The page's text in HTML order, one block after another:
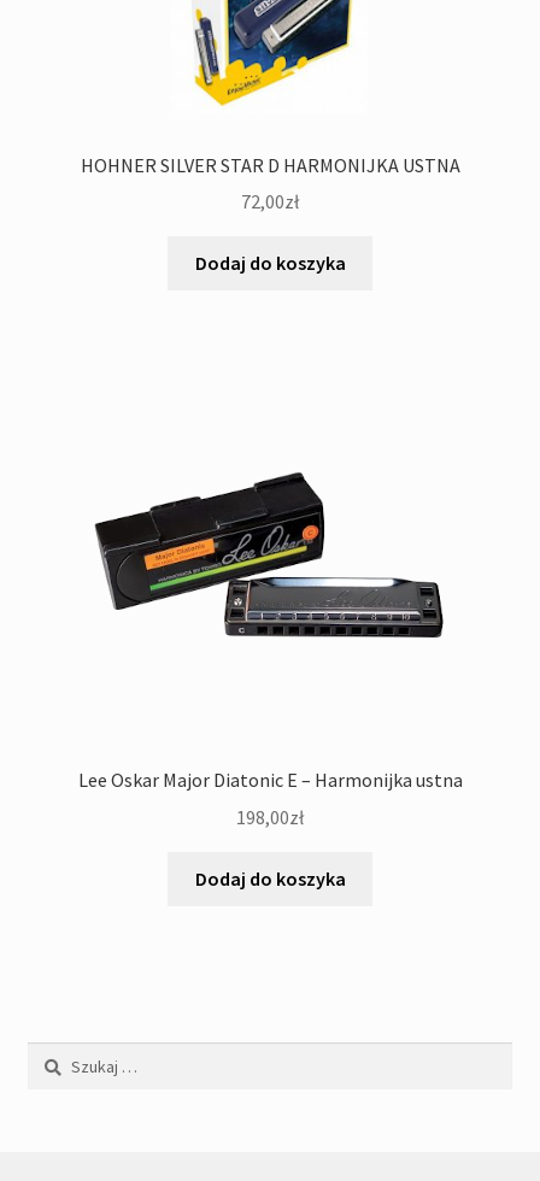
HOHNER SILVER STAR D HARMONIJKA USTNA
72,00zł
Dodaj do koszyka
Lee Oskar Major Diatonic E – Harmonijka ustna
198,00zł
Dodaj do koszyka
Szukaj: